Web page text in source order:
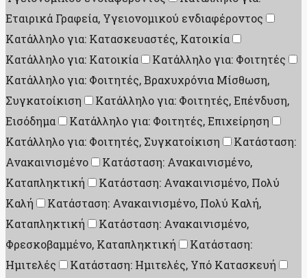
Εταιρικά Γραφεία, Υγειονομικού ενδιαφέροντος
Κατάλληλο για: Κατασκευαστές, Κατοικία
Κατάλληλο για: Κατοικία
Κατάλληλο για: Φοιτητές
Κατάλληλο για: Φοιτητές, Βραχυχρόνια Μίσθωση,
Συγκατοίκιση
Κατάλληλο για: Φοιτητές, Επένδυση,
Εισόδημα
Κατάλληλο για: Φοιτητές, Επιχείρηση
Κατάλληλο για: Φοιτητές, Συγκατοίκιση
Κατάσταση:
Ανακαινισμένο
Κατάσταση: Ανακαινισμένο,
Καταπληκτική
Κατάσταση: Ανακαινισμένο, Πολύ
Καλή
Κατάσταση: Ανακαινισμένο, Πολύ Καλή,
Καταπληκτική
Κατάσταση: Ανακαινισμένο,
Φρεσκοβαμμένο, Καταπληκτική
Κατάσταση:
Ημιτελές
Κατάσταση: Ημιτελές, Υπό Κατασκευή